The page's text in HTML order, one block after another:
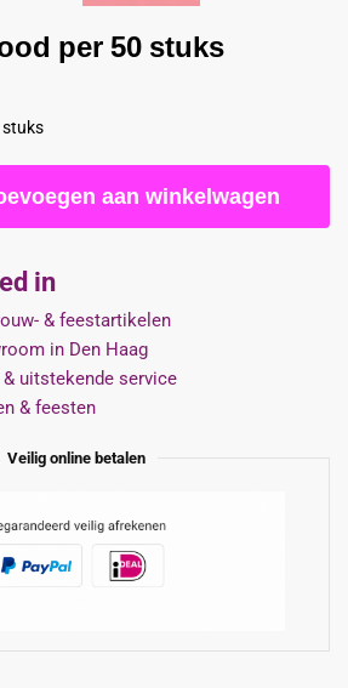
per 50 stuks
stuks
aan winkelwagen
in
& feestartikelen
in Den Haag
uitstekende service
& feesten
Veilig online betalen